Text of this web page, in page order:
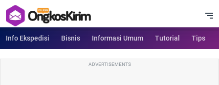
Info Ekspedisi Bisnis Informasi Umum Tutorial Tips
ADVERTISEMENTS